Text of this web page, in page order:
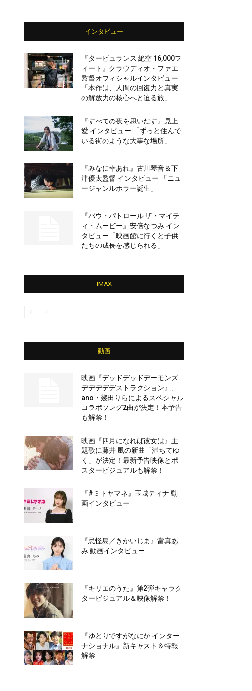
インタビュー
『タービュランス 絶空 16,000フ
ィート』クラウディオ・ファエ
監督オフィシャルインタビュー
「本作は、人間の回復力と真実
の解放力の核心へと迫る旅」
『すべての夜を思いだす』見上
愛 インタビュー 「ずっと住んで
いる街のような大事な場所」
『みなに幸あれ』古川琴音＆下
津優太監督 インタビュー 「ニュ
ージャンルホラー誕生」
『パウ・パトロール ザ・マイテ
ィ・ムービー』安倍なつみ イン
タビュー「映画館に行くと子供
たちの成長を感じられる」
IMAX
動画
映画『デッドデッドデーモンズ
デデデデデストラクション』、
ano・幾田りらによるスペシャル
コラボソング2曲が決定！本予告
も解禁！
映画『四月になれば彼女は』主
題歌に藤井 風の新曲「満ちてゆ
く」が決定！最新予告映像とポ
スタービジュアルも解禁！
『#ミトヤマネ』玉城ティナ 動
画インタビュー
『忌怪島／きかいじま』當真あ
み 動画インタビュー
『キリエのうた』第2弾キャラク
タービジュアル＆映像解禁！
『ゆとりですがなにか インター
ナショナル』新キャスト＆特報
解禁